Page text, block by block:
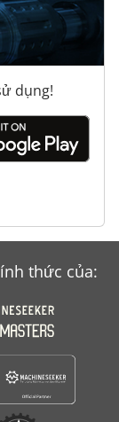
dụng!
thức của: